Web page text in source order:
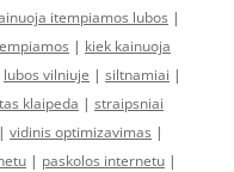
itempiamos lubos |
| kiek kainuoja
lubos vilniuje | siltnamiai |
klaipeda | straipsniai
| vidinis optimizavimas |
| paskolos internetu |